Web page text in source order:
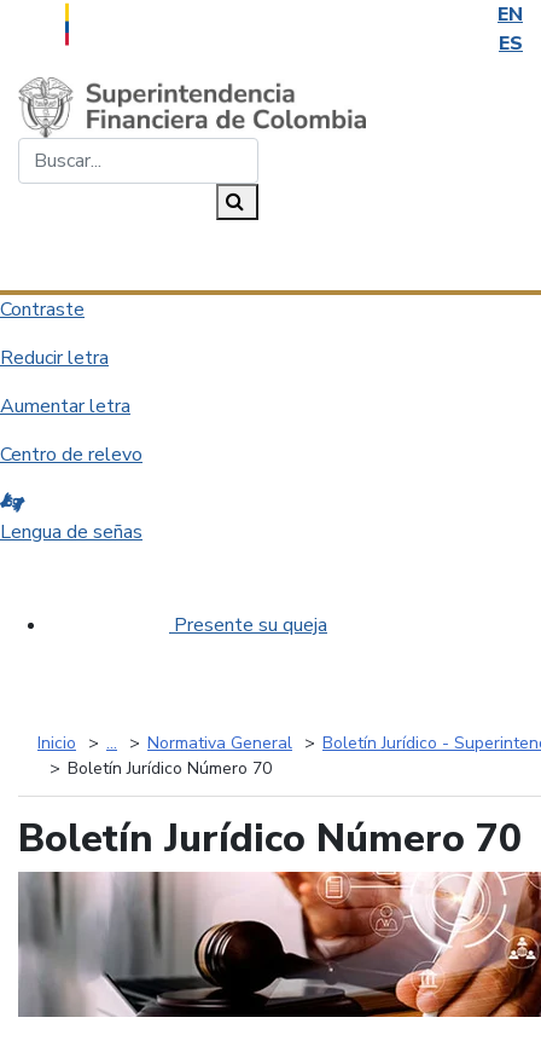
EN
ES
Saltar al contenido principal
Contraste
Reducir letra
Aumentar letra
Centro de relevo
Lengua de señas
Presente su queja
Inicio ... Normativa General
Boletín Jurídico -
Boletín Jurídico Número 70
Boletín Jurídico Número 70